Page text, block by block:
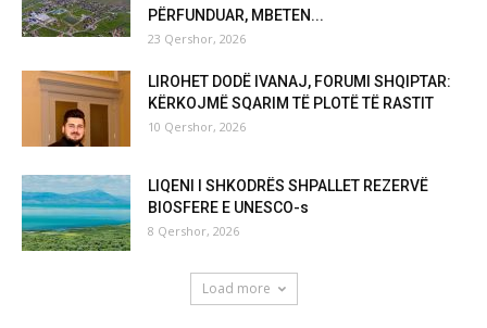
PËRFUNDUAR, MBETEN...
23 Qershor, 2026
LIROHET DODË IVANAJ, FORUMI SHQIPTAR:
KËRKOJMË SQARIM TË PLOTË TË RASTIT
10 Qershor, 2026
LIQENI I SHKODRËS SHPALLET REZERVË
BIOSFERE E UNESCO-s
8 Qershor, 2026
Load more